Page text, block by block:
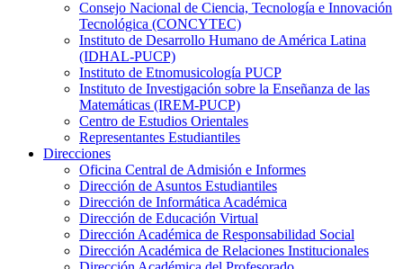
Consejo Nacional de Ciencia, Tecnología e Innovación
Tecnológica (CONCYTEC)
Instituto de Desarrollo Humano de América Latina
(IDHAL-PUCP)
Instituto de Etnomusicología PUCP
Instituto de Investigación sobre la Enseñanza de las
Matemáticas (IREM-PUCP)
Centro de Estudios Orientales
Representantes Estudiantiles
Direcciones
Oficina Central de Admisión e Informes
Dirección de Asuntos Estudiantiles
Dirección de Informática Académica
Dirección de Educación Virtual
Dirección Académica de Responsabilidad Social
Dirección Académica de Relaciones Institucionales